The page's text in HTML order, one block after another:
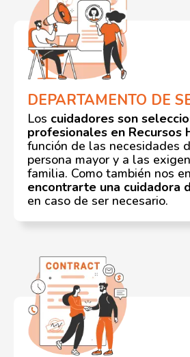
DEPARTAMENTO DE
Los cuidadores son
profesionales en Recursos
función de las necesidades
persona mayor y a las
familia. Como también nos
encontrarte una cuidadora
en caso de ser necesario.